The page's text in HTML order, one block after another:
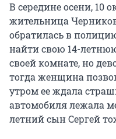
В середине осени, 10
жительница
обратилась в
найти свою 14-
своей комнате, но
тогда женщина
утром ее ждала
автомобиля лежала
летний сын Сергей